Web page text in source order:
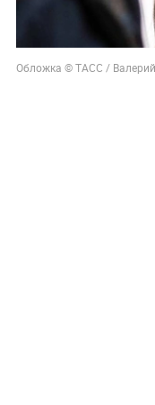
Обложка © ТАСС /